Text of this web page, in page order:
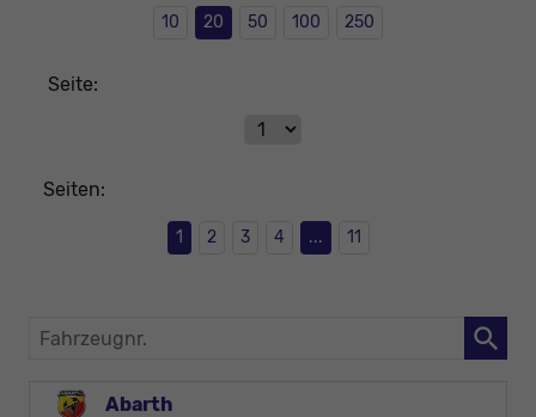
10 20 50 100 250
Seite:
Seiten:
1 2 3 4 ... 11
Fahrzeugnr.
Abarth